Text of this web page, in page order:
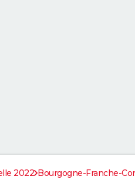
2022 Bourgogne-Franche-